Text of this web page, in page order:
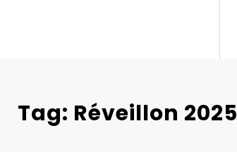
Tag: Réveillon 2025